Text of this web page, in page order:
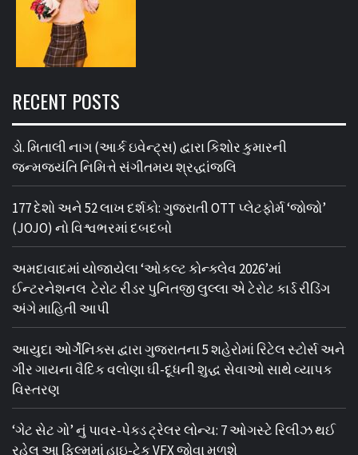
RECENT POSTS
ડો. મિતાલી નાગ (આર્ક ઇવેન્ટ્સ) દ્વારા કિશોર કુમારની
જન્મજયંતિ નિમિત્તે સંગીતમય શ્રદ્ધાંજલિ
177 દેશો અને 52 લાખ દર્શકો: ગુજરાતી OTT પ્લેટફોર્મ ‘જોજો’
(JOJO) નો વિશ્વભરમાં દબદબો
અમદાવાદમાં યોજાયેલા ‘ઓકલ્ટ કોન્ક્લેવ 2026’માં
ઈન્ટરનેશનલ ટેરોટ રીડર પુનિતજી લુલ્લા એ ટેરોટ કાર્ડ રીડિંગ
અંગે માહિતી આપી
આયુદા ઓર્ગેનિક્સ દ્વારા ગુજરાતના 5 શહેરોમાં રિટેલ સ્ટોર્સ અને
ગીર ગાયના વૈદિક વલોણા ઘી-દૂધની શુદ્ધ સેવાઓ સાથે વ્યાપક
વિસ્તરણ
‘ગેટ સેટ ગો’ નું પાવર-પેક્ડ ટ્રેલર લોન્ચ: 7 ઓગસ્ટે રિલીઝ થઈ
રહેલ આ ફિલ્મમાં હાઇ-ટેક VFX જોવા મળશે